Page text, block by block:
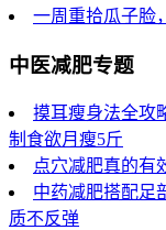
一周重拾瓜子脸
中医减肥专题
摸耳瘦身法全攻
制食欲月瘦5斤
点穴减肥真的有
中药减肥搭配足
质不反弹